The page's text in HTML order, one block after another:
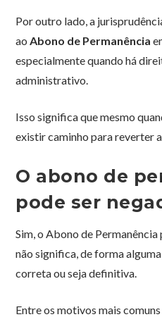
Por outro lado, a
ao Abono de Permanência
especialmente quando há
administrativo.
Isso significa que mesmo
existir caminho para reverter a
O abono de
pode ser
Sim, o Abono de
não significa, de forma
correta ou seja definitiva.
Entre os motivos mais